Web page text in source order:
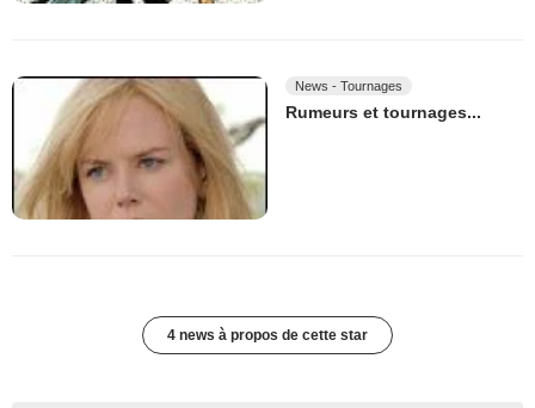
News - Tournages
Rumeurs et tournages...
4 news à propos de cette star